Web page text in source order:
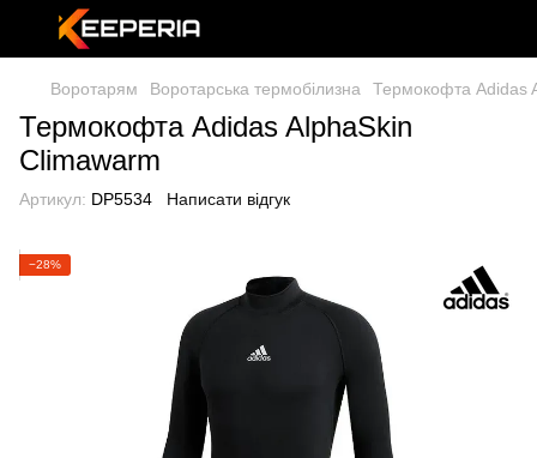
Воротарям Воротарська термобілизна Термокофта Adidas
Термокофта Adidas AlphaSkin
Climawarm
Артикул: DP5534 Написати відгук
−28%